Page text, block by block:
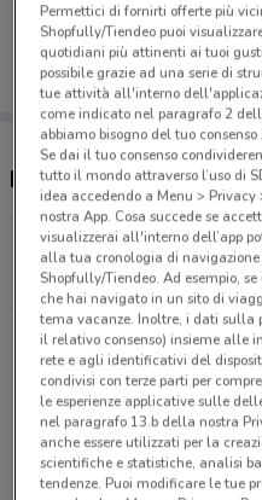
salvarle e creare la
dal tuo cellulare.
Negozi e orari Prénatal
Via Gregorio Vii
4.1 km
APERTO
Via Gregorio VII, 226
4.2 km
Via Salaria 665 Roma
4.3 km
APERTO
Permettici di fornirti offerte più
Shopfully/Tiendeo puoi
quotidiani più attinenti ai tuoi
possibile grazie ad una serie di
tue attività all'interno
come indicato nel paragrafo 2
abbiamo bisogno del tuo
Se dai il tuo consenso
tutto il mondo attraverso l’uso di
idea accedendo a Menu >
nostra App. Cosa succede se
visualizzerai all'interno dell’app
alla tua cronologia di
Shopfully/Tiendeo. Ad esempio,
che hai navigato in un sito di
tema vacanze. Inoltre, i dati sulla
il relativo consenso) insieme alle
rete e agli identificativi del
condivisi con terze parti per
le esperienze applicative sulle
nel paragrafo 13.b della nostra
anche essere utilizzati per la
scientifiche e statistiche, analisi
tendenze. Puoi modificare le tue